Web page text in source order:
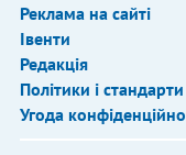
Реклама на сайті
Івенти
Редакція
Політики і стандарти
Угода